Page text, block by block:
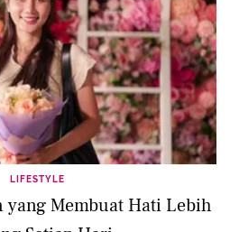
LIFESTYLE
yang Membuat Hati Lebih